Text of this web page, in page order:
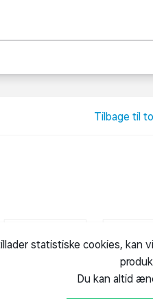
Tilbage til
statistiske cookies, kan
Du kan altid